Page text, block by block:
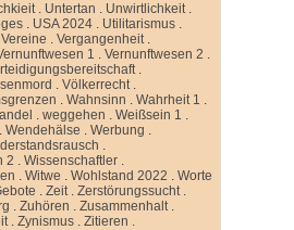
. Untertan . Unwirtlichkeit.
. USA 2024 . Utilitarismus .
Vereine .Vergangenheit.
1 .Vernunftwesen 2 .
.
.Völkerrecht.
.Wahnsinn .Wahrheit 1 .
.weggehen .Weißsein 1 .
Wendehälse .Werbung .
.
2 .Wissenschaftler .
.Witwe .Wohlstand 2022 .Worte
.Zeit.Zerstörungssucht.
.Zuhören .Zusammenhalt.
.Zynismus .Zitieren .